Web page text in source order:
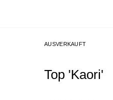
AUSVERKAUFT
Top 'Kaori'